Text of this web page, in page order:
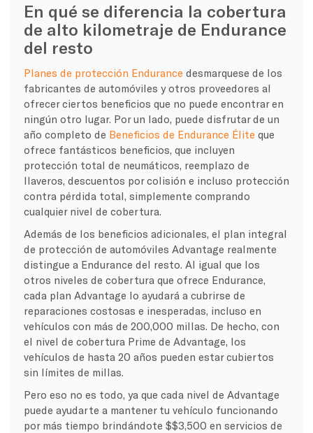
En qué se diferencia la cobertura
de alto kilometraje de Endurance
del resto
Planes de protección Endurance desmarquese de los
fabricantes de automóviles y otros proveedores al
ofrecer ciertos beneficios que no puede encontrar en
ningún otro lugar. Por un lado, puede disfrutar de un
año completo de Beneficios de Endurance Élite que
ofrece fantásticos beneficios, que incluyen
protección total de neumáticos, reemplazo de
llaveros, descuentos por colisión e incluso protección
contra pérdida total, simplemente comprando
cualquier nivel de cobertura.
Además de los beneficios adicionales, el plan integral
de protección de automóviles Advantage realmente
distingue a Endurance del resto. Al igual que los
otros niveles de cobertura que ofrece Endurance,
cada plan Advantage lo ayudará a cubrirse de
reparaciones costosas e inesperadas, incluso en
vehículos con más de 200,000 millas. De hecho, con
el nivel de cobertura Prime de Advantage, los
vehículos de hasta 20 años pueden estar cubiertos
sin límites de millas.
Pero eso no es todo, ya que cada nivel de Advantage
puede ayudarte a mantener tu vehículo funcionando
por más tiempo brindándote $$3,500 en servicios de